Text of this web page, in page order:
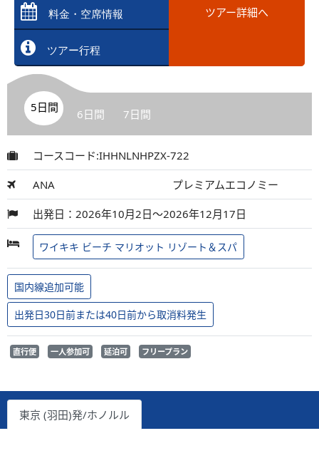
料金・空席情報
ツアー行程
ツアー詳細へ
5日間 6日間 7日間
コースコード:IHHNLNHPZX-722
ANA プレミアムエコノミー
出発日：2026年10月2日～2026年12月17日
ワイキキ ビーチ マリオット リゾート＆スパ
国内線追加可能
出発日30日前または40日前から取消料発生
直行便 一人参加可 延泊可 フリープラン
東京 (羽田)発/ホノルル